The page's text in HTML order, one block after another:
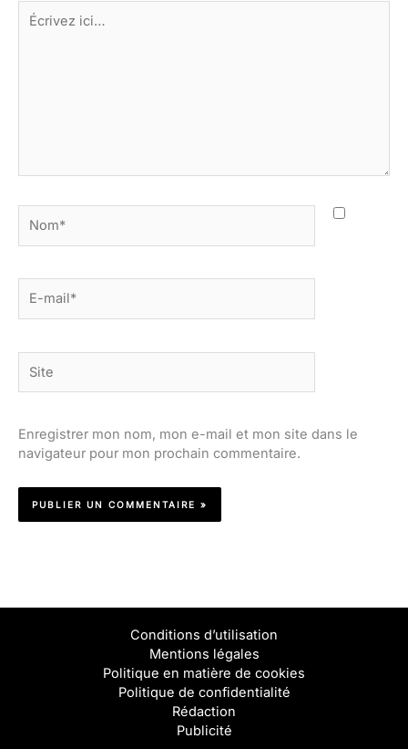
Écrivez
ici…
mail*
Enregistrer mon nom, mon e-mail et mon site dans le
navigateur pour mon prochain commentaire.
Conditions d’utilisation
Mentions légales
Politique en matière de cookies
Politique de confidentialité
Rédaction
Publicité